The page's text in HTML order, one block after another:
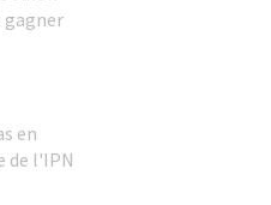
gagner
en
de l'IPN